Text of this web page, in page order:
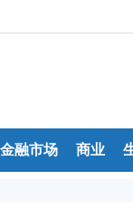
金融市场 商业